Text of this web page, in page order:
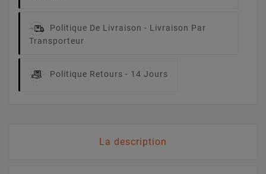
Politique De Livraison - Livraison Par
Transporteur
Politique Retours - 14 Jours
La description